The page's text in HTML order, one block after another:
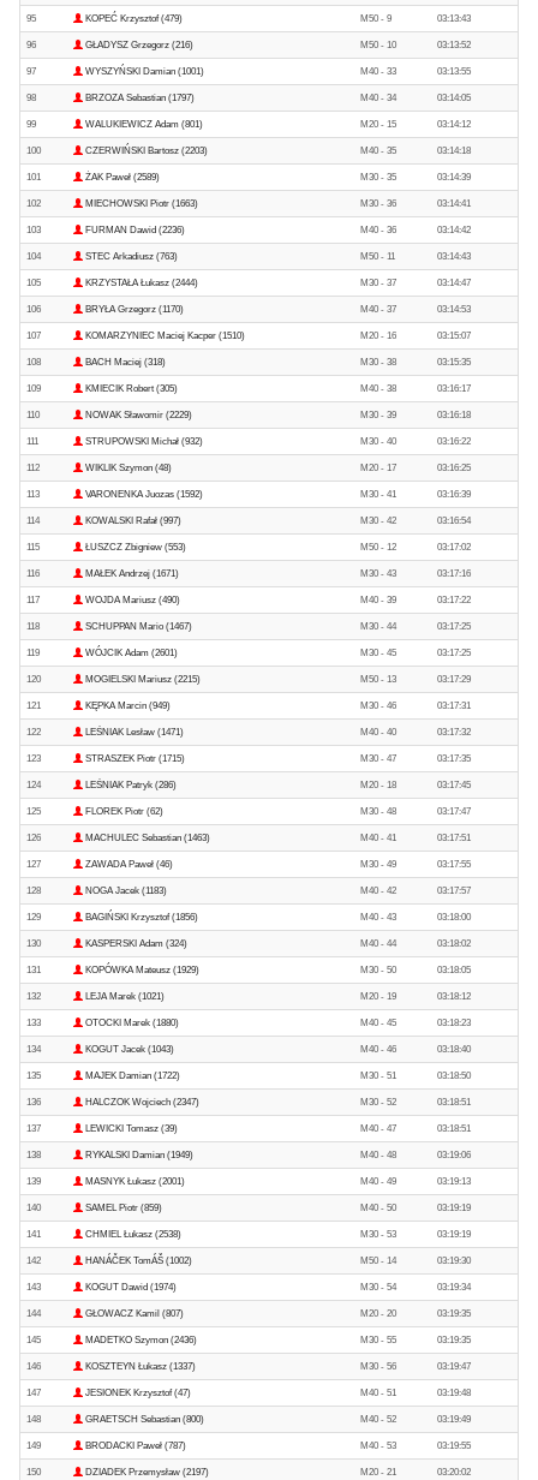
95 KOPEĆ Krzysztof (479) M50 - 9 03:13:43
96 GŁADYSZ Grzegorz (216) M50 - 10 03:13:52
97 WYSZYŃSKI Damian (1001) M40 - 33 03:13:55
98 BRZOZA Sebastian (1797) M40 - 34 03:14:05
99 WALUKIEWICZ Adam (801) M20 - 15 03:14:12
100 CZERWIŃSKI Bartosz (2203) M40 - 35 03:14:18
101 ŻAK Paweł (2589) M30 - 35 03:14:39
102 MIECHOWSKI Piotr (1663) M30 - 36 03:14:41
103 FURMAN Dawid (2236) M40 - 36 03:14:42
104 STEC Arkadiusz (763) M50 - 11 03:14:43
105 KRZYSTAŁA Łukasz (2444) M30 - 37 03:14:47
106 BRYŁA Grzegorz (1170) M40 - 37 03:14:53
107 KOMARZYNIEC Maciej Kacper (1510) M20 - 16 03:15:07
108 BACH Maciej (318) M30 - 38 03:15:35
109 KMIECIK Robert (305) M40 - 38 03:16:17
110 NOWAK Sławomir (2229) M30 - 39 03:16:18
111 STRUPOWSKI Michał (932) M30 - 40 03:16:22
112 WIKLIK Szymon (48) M20 - 17 03:16:25
113 VARONENKA Juozas (1592) M30 - 41 03:16:39
114 KOWALSKI Rafał (997) M30 - 42 03:16:54
115 ŁUSZCZ Zbigniew (553) M50 - 12 03:17:02
116 MAŁEK Andrzej (1671) M30 - 43 03:17:16
117 WOJDA Mariusz (490) M40 - 39 03:17:22
118 SCHUPPAN Mario (1467) M30 - 44 03:17:25
119 WÓJCIK Adam (2601) M30 - 45 03:17:25
120 MOGIELSKI Mariusz (2215) M50 - 13 03:17:29
121 KĘPKA Marcin (949) M30 - 46 03:17:31
122 LEŚNIAK Lesław (1471) M40 - 40 03:17:32
123 STRASZEK Piotr (1715) M30 - 47 03:17:35
124 LEŚNIAK Patryk (286) M20 - 18 03:17:45
125 FLOREK Piotr (62) M30 - 48 03:17:47
126 MACHULEC Sebastian (1463) M40 - 41 03:17:51
127 ZAWADA Paweł (46) M30 - 49 03:17:55
128 NOGA Jacek (1183) M40 - 42 03:17:57
129 BAGIŃSKI Krzysztof (1856) M40 - 43 03:18:00
130 KASPERSKI Adam (324) M40 - 44 03:18:02
131 KOPÓWKA Mateusz (1929) M30 - 50 03:18:05
132 LEJA Marek (1021) M20 - 19 03:18:12
133 OTOCKI Marek (1880) M40 - 45 03:18:23
134 KOGUT Jacek (1043) M40 - 46 03:18:40
135 MAJEK Damian (1722) M30 - 51 03:18:50
136 HALCZOK Wojciech (2347) M30 - 52 03:18:51
137 LEWICKI Tomasz (39) M40 - 47 03:18:51
138 RYKALSKI Damian (1949) M40 - 48 03:19:06
139 MASNYK Łukasz (2001) M40 - 49 03:19:13
140 SAMEL Piotr (859) M40 - 50 03:19:19
141 CHMIEL Łukasz (2538) M30 - 53 03:19:19
142 HANÁČEK TomÁŠ (1002) M50 - 14 03:19:30
143 KOGUT Dawid (1974) M30 - 54 03:19:34
144 GŁOWACZ Kamil (807) M20 - 20 03:19:35
145 MADETKO Szymon (2436) M30 - 55 03:19:35
146 KOSZTEYN Łukasz (1337) M30 - 56 03:19:47
147 JESIONEK Krzysztof (47) M40 - 51 03:19:48
148 GRAETSCH Sebastian (800) M40 - 52 03:19:49
149 BRODACKI Paweł (787) M40 - 53 03:19:55
150 DZIADEK Przemysław (2197) M20 - 21 03:20:02